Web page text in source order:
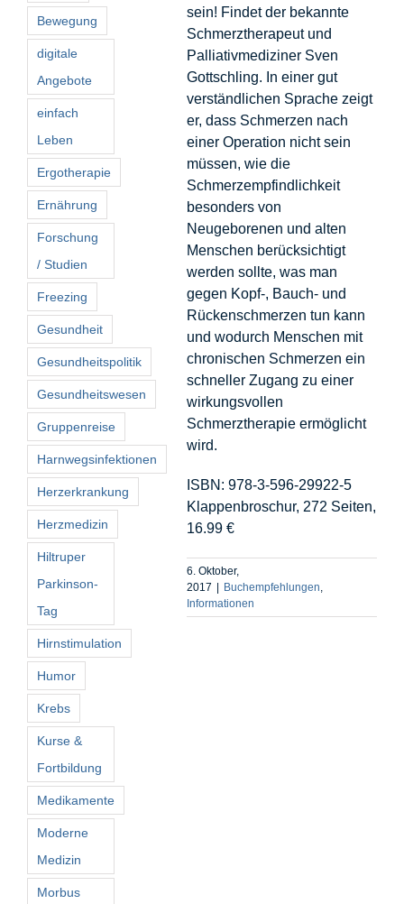
sein! Findet der bekannte
Schmerztherapeut und
Palliativmediziner Sven
Gottschling. In einer gut
verständlichen Sprache zeigt
er, dass Schmerzen nach
einer Operation nicht sein
müssen, wie die
Schmerzempfindlichkeit
besonders von
Neugeborenen und alten
Menschen berücksichtigt
werden sollte, was man
gegen Kopf-, Bauch- und
Rückenschmerzen tun kann
und wodurch Menschen mit
chronischen Schmerzen ein
schneller Zugang zu einer
wirkungsvollen
Schmerztherapie ermöglicht
wird.
ISBN: 978-3-596-29922-5
Klappenbroschur, 272 Seiten,
16.99 €
6. Oktober,
2017
Buchempfehlungen,
Informationen
Bewegung
digitale
Angebote
einfach
Leben
Ergotherapie
Ernährung
Forschung
/ Studien
Freezing
Gesundheit
Gesundheitspolitik
Gesundheitswesen
Gruppenreise
Harnwegsinfektionen
Herzerkrankung
Herzmedizin
Hiltruper
Parkinson-
Tag
Hirnstimulation
Humor
Krebs
Kurse &
Fortbildung
Medikamente
Moderne
Medizin
Morbus